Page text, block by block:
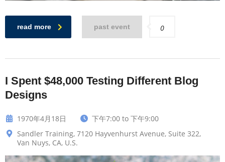
read more past event 0
I Spent $48,000 Testing Different Blog
Designs
1970年4月18日
下午7:00 to 下午9:00
Sandler Training, 7120 Hayvenhurst Avenue, Suite 322,
Van Nuys, CA, U.S.